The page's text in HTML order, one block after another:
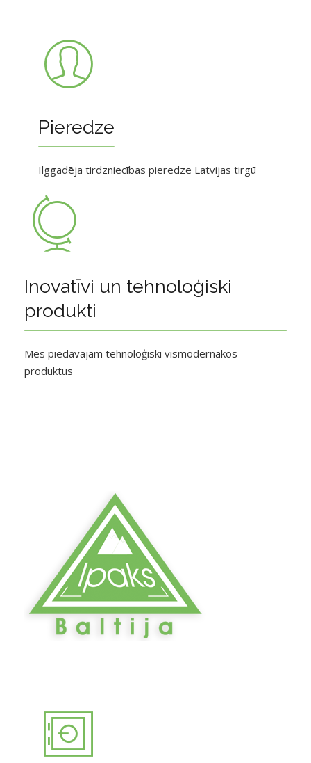
Pieredze
Ilggadēja tirdzniecības pieredze Latvijas tirgū
Inovatīvi un tehnoloģiski
produkti
Mēs piedāvājam tehnoloģiski vismodernākos
produktus